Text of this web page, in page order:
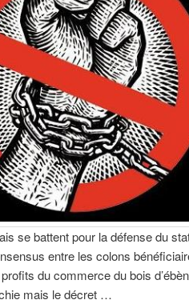
se battent pour la défense du
entre les colons
du commerce du bois
mais le décret …